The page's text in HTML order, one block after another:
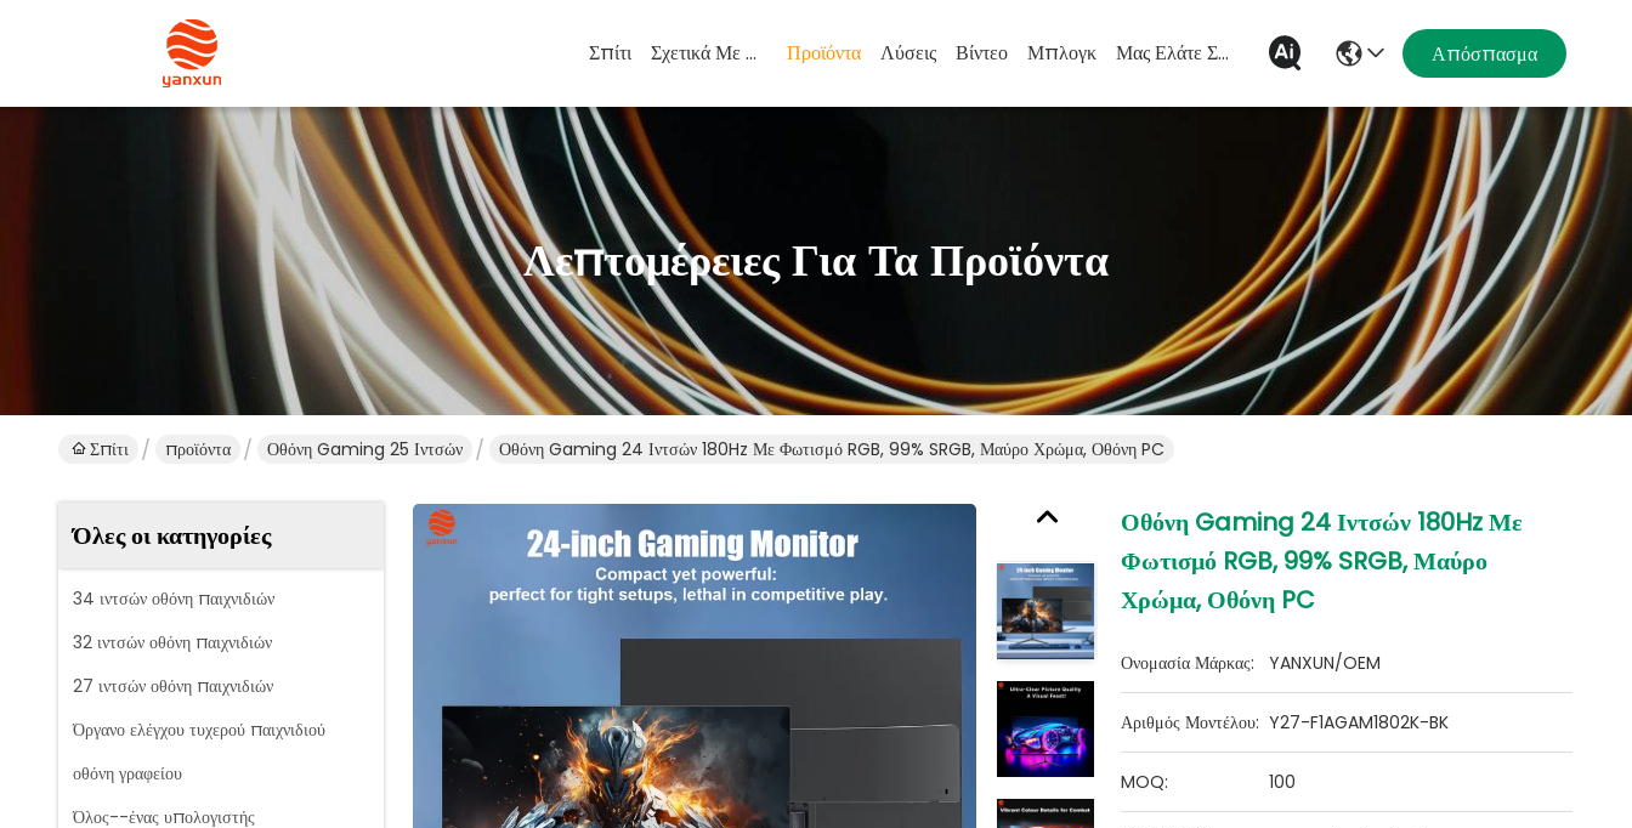
Σπίτι Σχετικά Με Εμάς Προϊόντα Λύσεις Βίντεο Μπλογκ Μας Ελάτε Σε Επαφή Με Απόσπασμα
Λεπτομέρειες Για Τα Προϊόντα
Σπίτι προϊόντα Οθόνη Gaming 25 Ιντσών Οθόνη Gaming 24 Ιντσών 180Hz Με Φωτισμό RGB, 99% SRGB, Μαύρο Χρώμα, Οθόνη PC
Όλες οι κατηγορίες
34 ιντσών οθόνη παιχνιδιών
32 ιντσών οθόνη παιχνιδιών
27 ιντσών οθόνη παιχνιδιών
Όργανο ελέγχου τυχερού παιχνιδιού
οθόνη γραφείου
Όλος--ένας υπολογιστής
Οθόνη Gaming 24 Ιντσών 180Hz Με
Φωτισμό RGB, 99% SRGB, Μαύρο
Χρώμα, Οθόνη PC
Ονομασία Μάρκας: YANXUN/OEM
Αριθμός Μοντέλου: Y27-F1AGAM1802K-BK
MOQ: 100